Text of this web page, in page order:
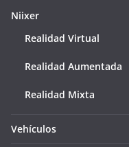
Niixer
Realidad Virtual
Realidad Aumentada
Realidad Mixta
Vehículos